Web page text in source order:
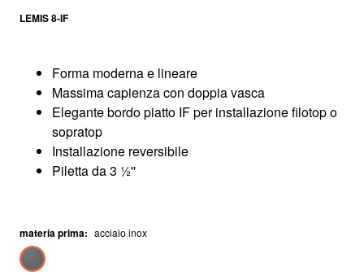
LEMIS 8-IF
Forma moderna e lineare
Massima capienza con doppia vasca
Elegante bordo piatto IF per installazione filotop o
sopratop
Installazione reversibile
Piletta da 3 ½''
materia prima: acciaio inox